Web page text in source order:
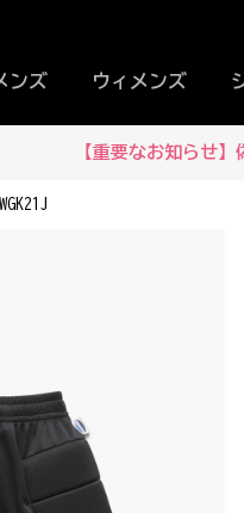
ンズ ウィメンズ
【重要なお知らせ